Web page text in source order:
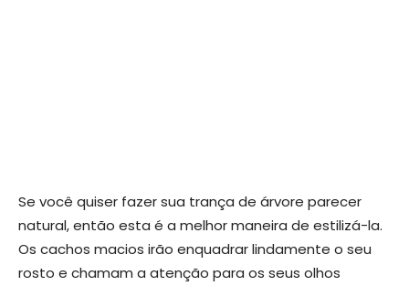
Se você quiser fazer sua trança de árvore parecer
natural, então esta é a melhor maneira de estilizá-la.
Os cachos macios irão enquadrar lindamente o seu
rosto e chamam a atenção para os seus olhos